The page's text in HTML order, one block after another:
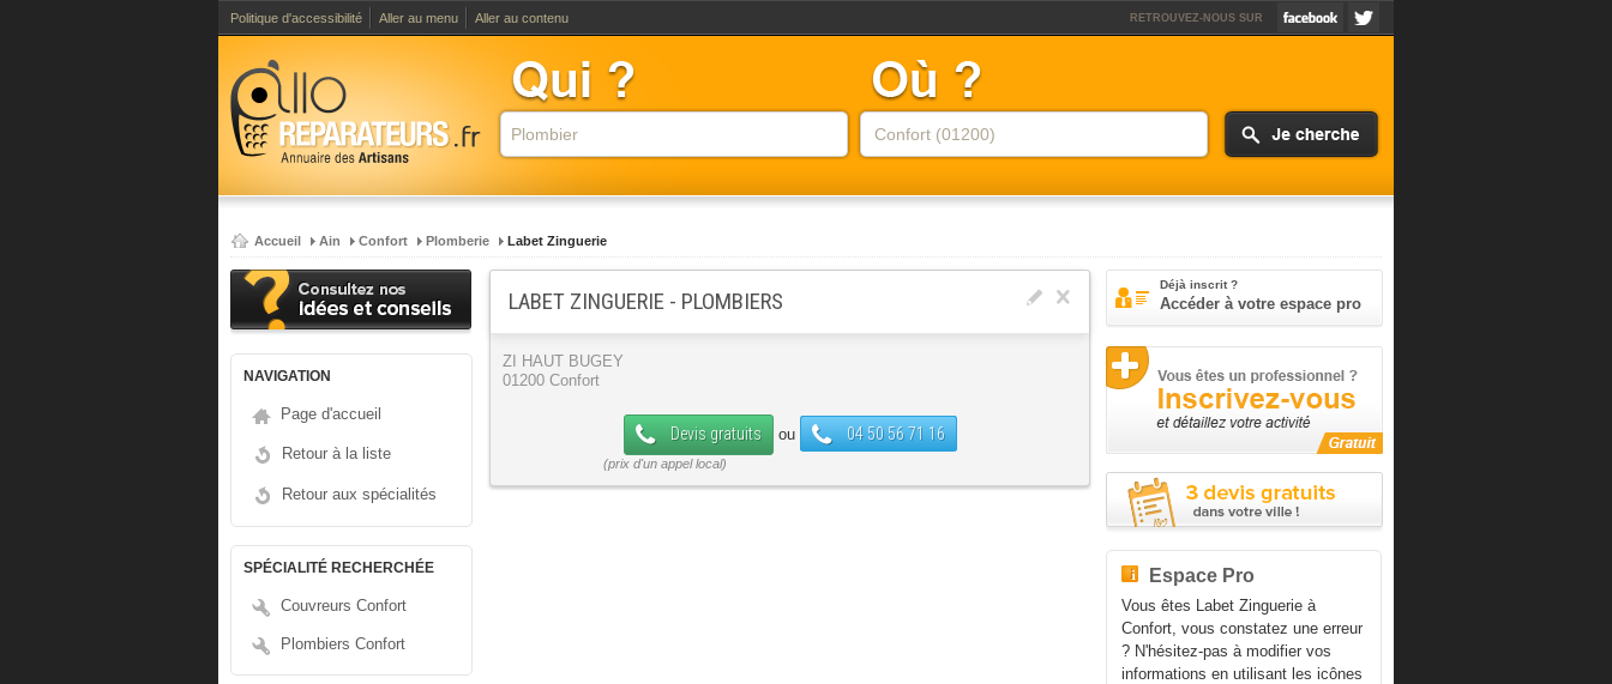
Politique d'accessibilité Aller au menu Aller au contenu RETROUVEZ-NOUS SUR
Accueil Ain Confort Plomberie Labet Zinguerie
NAVIGATION
Page d'accueil
Retour à la liste
Retour aux spécialités
SPÉCIALITÉ RECHERCHÉE
Couvreurs Confort
Plombiers Confort
LABET ZINGUERIE - PLOMBIERS
ZI HAUT BUGEY
01200 Confort
Devis gratuits ou 04 50 56 71 16
Déjà inscrit ?
Accéder à votre espace pro
Espace Pro
Vous êtes Labet Zinguerie à
Confort, vous constatez une erreur
? N'hésitez-pas à modifier vos
informations en utilisant les icônes